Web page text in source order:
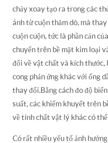
chảy xoay tạo ra trong các
ánh từ cuộn thăm dò, mà
cuộn cuộn, tức là phần cản
chuyển trên bề mặt kim loại
đổi về vật chất và kích
cong phản ứng khác với ống
thay đổi.Bằng cách đo độ
suất, các khiếm khuyết trên
về tính chất vật lý khác có thể
Có rất nhiều yếu tố ảnh